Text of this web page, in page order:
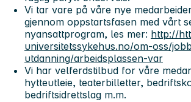
Vi tar vare på våre nye
gjennom oppstartsfasen med vårt
nyansattprogram, les mer: http://
universitetssykehus.no/om-oss/
utdanning/arbeidsplassen-var
Vi har velferdstilbud for våre
hytteutleie, teaterbilletter,
bedriftsidrettslag m.m.